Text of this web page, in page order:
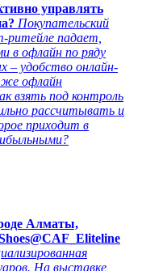
управлять
Покупательский
падает,
в офлайн по ряду
– удобство онлайн-
же офлайн
взять под контроль
рассчитывать и
приходит в
Алматы,
На выставке